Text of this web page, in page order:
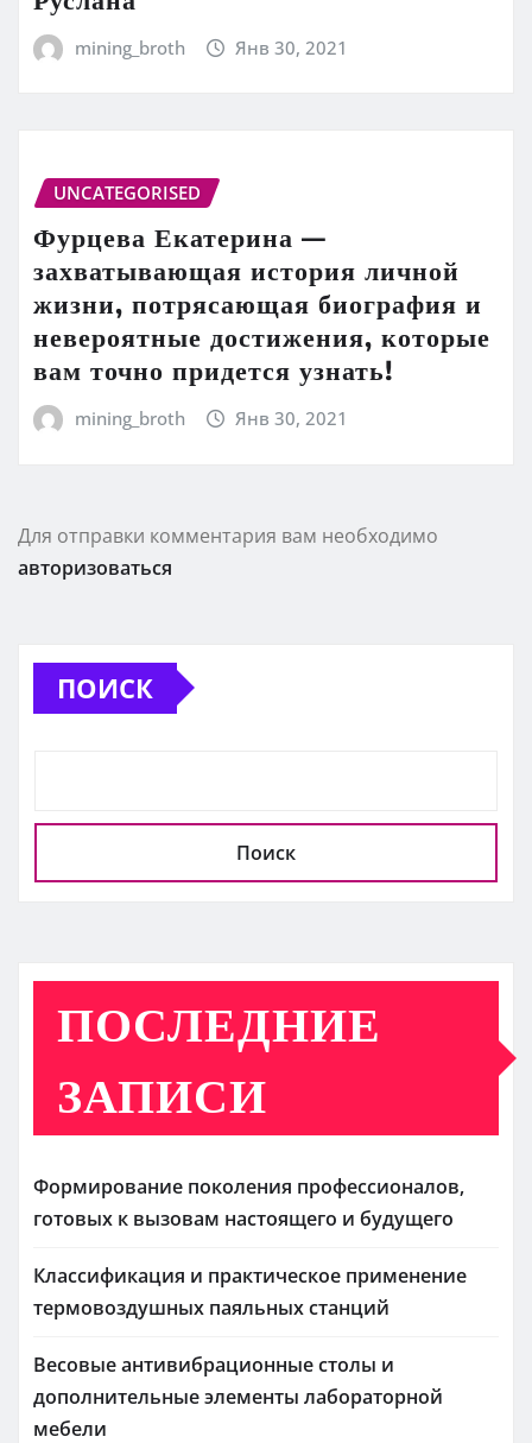
mining_broth Янв 30, 2021
UNCATEGORISED
Фурцева Екатерина —
захватывающая история личной
жизни, потрясающая биография и
невероятные достижения, которые
вам точно придется узнать!
mining_broth Янв 30, 2021
Для отправки комментария вам необходимо
авторизоваться
ПОИСК
Поиск
ПОСЛЕДНИЕ
ЗАПИСИ
Формирование поколения профессионалов,
готовых к вызовам настоящего и будущего
Классификация и практическое применение
термовоздушных паяльных станций
Весовые антивибрационные столы и
дополнительные элементы лабораторной
мебели